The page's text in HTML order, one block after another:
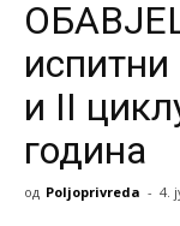
и II
година
од Poljoprivreda - 4.